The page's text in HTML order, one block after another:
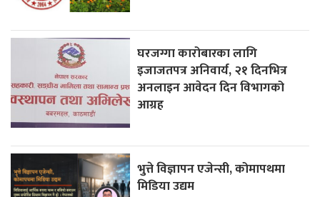
घरजग्गा कारोबारका लागि
इजाजतपत्र अनिवार्य, २१ दिनभित्र
अनलाइन आवेदन दिन विभागको
आग्रह
भुत्ते विज्ञापन एजेन्सी, कोमापथमा
मिडिया उद्यम